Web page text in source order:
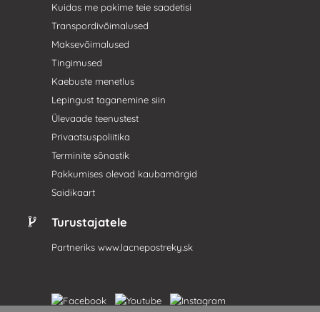
Kuidas me pakime teie saadetisi
Transpordivõimalused
Maksevõimalused
Tingimused
Kaebuste menetlus
Lepingust taganemine siin
Ülevaade teenustest
Privaatsuspoliitika
Terminite sõnastik
Pakkumises olevad kaubamärgid
Saidikaart
Turustajatele
Partneriks www.lacnepostreky.sk